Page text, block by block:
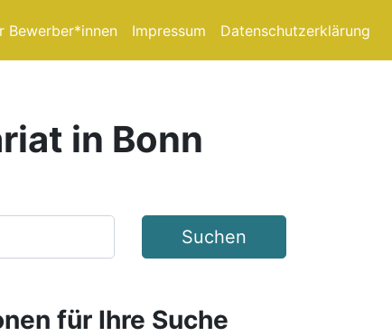
Bewerber*innen Impressum Datenschutzerklärung
in Bonn
Suchen
für Ihre Suche